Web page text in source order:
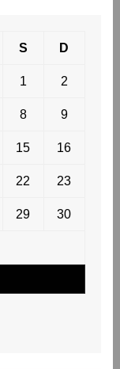
S D
1 2
8 9
15 16
22 23
29 30